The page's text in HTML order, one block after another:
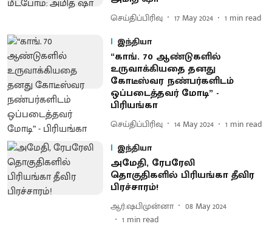
செய்திப்பிரிவு 17 May 2024 1 min read
இந்தியா
“காங். 70 ஆண்டுகளில்
உருவாக்கியதை தனது
கோடீஸ்வர நண்பர்களிடம்
ஒப்படைத்தவர் மோடி” -
பிரியங்கா
செய்திப்பிரிவு 14 May 2024 1 min read
இந்தியா
அமேதி, ரேபரேலி
தொகுதிகளில் பிரியங்கா தீவிர
பிரச்சாரம்!
ஆர்.ஷபிமுன்னா
08 May 2024
1 min read